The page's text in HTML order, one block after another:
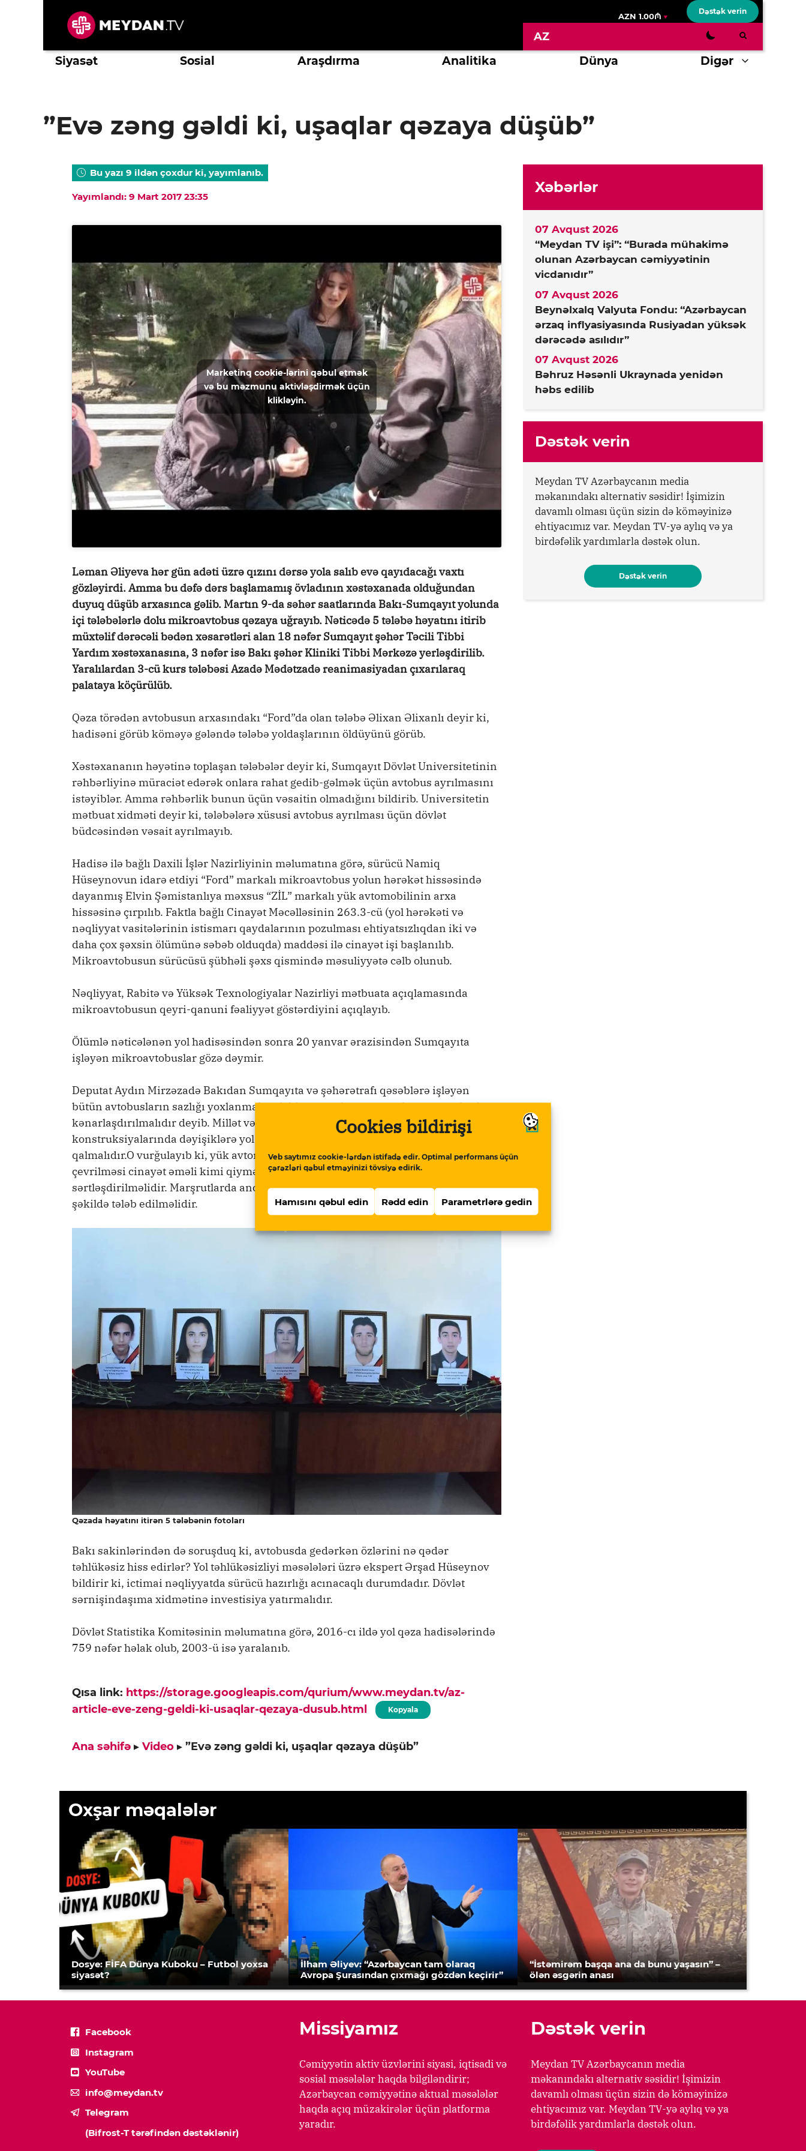
Cookies bildirişi
Veb saytımız cookie-lərdən istifadə edir. Optimal performans üçün
çərəzləri qəbul etməyinizi tövsiyə edirik.
Hamısını qəbul edin Rədd edin Parametrlərə gedin
AZN 1.00₼
Dəstək verin
AZ
Siyasət Sosial Araşdırma Analitika Dünya Digər
”Evə zəng gəldi ki, uşaqlar qəzaya düşüb”
Bu yazı 9 ildən çoxdur ki, yayımlanıb.
Yayımlandı: 9 Mart 2017 23:35
Marketinq cookie-lərini qəbul etmək
və bu məzmunu aktivləşdirmək üçün
klikləyin.
Ləman Əliyeva hər gün adəti üzrə qızını dərsə yola salıb evə qayıdacağı vaxtı
gözləyirdi. Amma bu dəfə dərs başlamamış övladının xəstəxanada olduğundan
duyuq düşüb arxasınca gəlib. Martın 9-da səhər saatlarında Bakı-Sumqayıt yolunda
içi tələbələrlə dolu mikroavtobus qəzaya uğrayıb. Nəticədə 5 tələbə həyatını itirib
müxtəlif dərəcəli bədən xəsarətləri alan 18 nəfər Sumqayıt şəhər Təcili Tibbi
Yardım xəstəxanasına, 3 nəfər isə Bakı şəhər Kliniki Tibbi Mərkəzə yerləşdirilib.
Yaralılardan 3-cü kurs tələbəsi Azadə Mədətzadə reanimasiyadan çıxarılaraq
palataya köçürülüb.
Qəza törədən avtobusun arxasındakı “Ford”da olan tələbə Əlixan Əlixanlı deyir ki,
hadisəni görüb köməyə gələndə tələbə yoldaşlarının öldüyünü görüb.
Xəstəxananın həyətinə toplaşan tələbələr deyir ki, Sumqayıt Dövlət Universitetinin
rəhbərliyinə müraciət edərək onlara rahat gedib-gəlmək üçün avtobus ayrılmasını
istəyiblər. Amma rəhbərlik bunun üçün vəsaitin olmadığını bildirib. Universitetin
mətbuat xidməti deyir ki, tələbələrə xüsusi avtobus ayrılması üçün dövlət
büdcəsindən vəsait ayrılmayıb.
Hadisə ilə bağlı Daxili İşlər Nazirliyinin məlumatına görə, sürücü Namiq
Hüseynovun idarə etdiyi “Ford” markalı mikroavtobus yolun hərəkət hissəsində
dayanmış Elvin Şəmistanlıya məxsus “ZİL” markalı yük avtomobilinin arxa
hissəsinə çırpılıb. Faktla bağlı Cinayət Məcəlləsinin 263.3-cü (yol hərəkəti və
nəqliyyat vasitələrinin istismarı qaydalarının pozulması ehtiyatsızlıqdan iki və
daha çox şəxsin ölümünə səbəb olduqda) maddəsi ilə cinayət işi başlanılıb.
Mikroavtobusun sürücüsü şübhəli şəxs qismində məsuliyyətə cəlb olunub.
Nəqliyyat, Rabitə və Yüksək Texnologiyalar Nazirliyi mətbuata açıqlamasında
mikroavtobusun qeyri-qanuni fəaliyyət göstərdiyini açıqlayıb.
Ölümlə nəticələnən yol hadisəsindən sonra 20 yanvar ərazisindən Sumqayıta
işləyən mikroavtobuslar gözə dəymir.
Deputat Aydın Mirzəzadə Bakıdan Sumqayıta və şəhərətrafı qəsəblərə işləyən
bütün avtobusların sazlığı yoxlanmalı, tələblərə cavab verməyənlər marşrutlardan
kənarlaşdırılmalıdır deyib. Millət vəkili bildirib ki, avtobusların
konstruksiyalarında dəyişiklərə yol verənlər ciddi pul cəriməsinə məruz
qalmalıdır.O vurğulayıb ki, yük avtomobillərinin özbaşına sərnişin avtobuslarına
çevrilməsi cinayət əməli kimi qiymətləndirilməli, sürücülərə qarşı tələblər
sərtləşdirilməlidir. Marşrutlarda ancaq yeni avtobusların işləməsi məsələsi ciddi
şəkildə tələb edilməlidir.
Qəzada həyatını itirən 5 tələbənin fotoları
Bakı sakinlərindən də soruşduq ki, avtobusda gedərkən özlərini nə qədər
təhlükəsiz hiss edirlər? Yol təhlükəsizliyi məsələləri üzrə ekspert Ərşad Hüseynov
bildirir ki, ictimai nəqliyyatda sürücü hazırlığı acınacaqlı durumdadır. Dövlət
sərnişindaşıma xidmətinə investisiya yatırmalıdır.
Dövlət Statistika Komitəsinin məlumatına görə, 2016-cı ildə yol qəza hadisələrində
759 nəfər həlak olub, 2003-ü isə yaralanıb.
Qısa link: https://storage.googleapis.com/qurium/www.meydan.tv/az-
article-eve-zeng-geldi-ki-usaqlar-qezaya-dusub.html
Kopyala
Ana səhifə ▸ Video ▸ ”Evə zəng gəldi ki, uşaqlar qəzaya düşüb”
Xəbərlər
“Meydan TV işi”: “Burada mühakimə
olunan Azərbaycan cəmiyyətinin
vicdanıdır”
07 Avqust 2026
Beynəlxalq Valyuta Fondu: “Azərbaycan
ərzaq inflyasiyasında Rusiyadan yüksək
dərəcədə asılıdır”
07 Avqust 2026
Bəhruz Həsənli Ukraynada yenidən
həbs edilib
07 Avqust 2026
Dəstək verin
Meydan TV Azərbaycanın media
məkanındakı alternativ səsidir! İşimizin
davamlı olması üçün sizin də köməyinizə
ehtiyacımız var. Meydan TV-yə aylıq və ya
birdəfəlik yardımlarla dəstək olun.
Dəstək verin
Oxşar məqalələr
Dosye: FİFA Dünya Kuboku – Futbol yoxsa
siyasət?
İlham Əliyev: “Azərbaycan tam olaraq
Avropa Şurasından çıxmağı gözdən keçirir”
“İstəmirəm başqa ana da bunu yaşasın” –
ölən əsgərin anası
Facebook
Instagram
YouTube
info@meydan.tv
Telegram
(Bifrost-T tərəfindən dəstəklənir)
Missiyamız
Cəmiyyətin aktiv üzvlərini siyasi, iqtisadi və
sosial məsələlər haqda bilgiləndirir;
Azərbaycan cəmiyyətinə aktual məsələlər
haqda açıq müzakirələr üçün platforma
yaradır.
Dəstək verin
Meydan TV Azərbaycanın media
məkanındakı alternativ səsidir! İşimizin
davamlı olması üçün sizin də köməyinizə
ehtiyacımız var. Meydan TV-yə aylıq və ya
birdəfəlik yardımlarla dəstək olun.